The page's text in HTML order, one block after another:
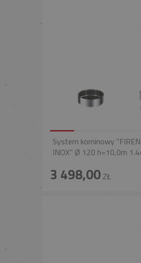
System kominowy
INOX" Ø 120 h=10,0m
3 498,00ZŁ